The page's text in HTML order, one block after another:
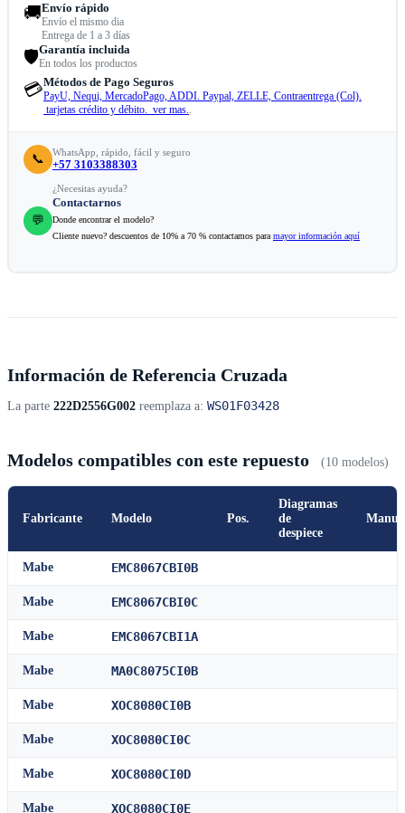
🚚Envío rápido
Envío el mismo dia
Entrega de 1 a 3 días
🛡️Garantía incluida
En todos los productos
💳Métodos de Pago Seguros
PayU, Nequi, MercadoPago, ADDI. Paypal, ZELLE, Contraentrega (Col).
tarjetas crédito y débito. ver mas..
📞 WhatsApp, rápido, fácil y seguro
+57 3103388303
💬
¿Necesitas ayuda?
Contactarnos
Donde encontrar el modelo?
Cliente nuevo? descuentos de 10% a 70 % contactamos para mayor información aquí
Información de Referencia Cruzada
La parte 222D2556G002 reemplaza a: WS01F03428
Modelos compatibles con este repuesto (10 modelos)
Fabricante Modelo Pos.
Diagramas
de
despiece
Mabe EMC8067CBI0B
Mabe EMC8067CBI0C
Mabe EMC8067CBI1A
Mabe MA0C8075CI0B
Mabe XOC8080CI0B
Mabe XOC8080CI0C
Mabe XOC8080CI0D
Mabe XOC8080CI0E